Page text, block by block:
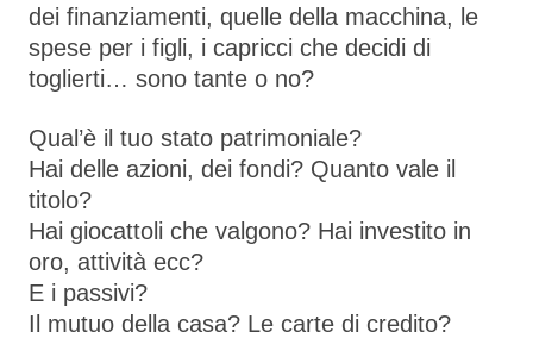
dei finanziamenti, quelle della macchina, le
spese per i figli, i capricci che decidi di
toglierti… sono tante o no?
Qual’è il tuo stato patrimoniale?
Hai delle azioni, dei fondi? Quanto vale il
titolo?
Hai giocattoli che valgono? Hai investito in
oro, attività ecc?
E i passivi?
Il mutuo della casa? Le carte di credito?